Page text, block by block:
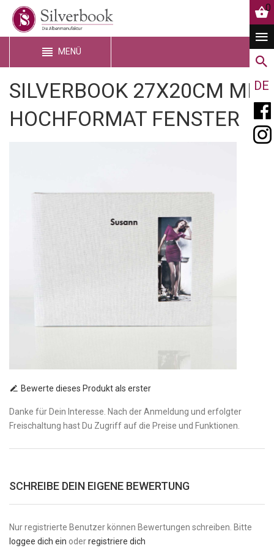
0
DE
MENÜ
SILVERBOOK 27X20CM MIT
HOCHFORMAT FENSTER
Bewerte dieses Produkt als erster
Danke für Dein Interesse. Nach der Anmeldung und erfolgter
Freischaltung hast Du Zugriff auf die Preise und Funktionen.
SCHREIBE DEIN EIGENE BEWERTUNG
Nur registrierte Benutzer können Bewertungen schreiben. Bitte
loggee dich ein oderregistriere dich